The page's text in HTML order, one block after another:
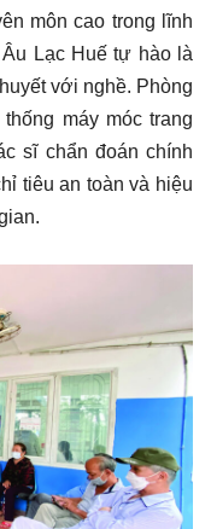
môn cao trong lĩnh
Lạc Huế tự hào là
với nghề. Phòng
máy móc trang
sĩ chẩn đoán chính
tiêu an toàn và hiệu